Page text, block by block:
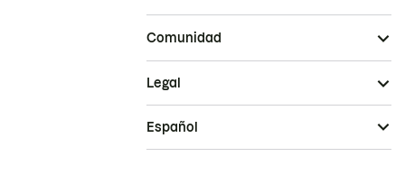
Comunidad
Legal
Español